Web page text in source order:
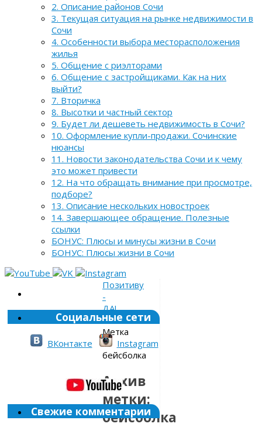
2. Описание районов Сочи
3. Текущая ситуация на рынке недвижимости в
Сочи
4. Особенности выбора месторасположения
жилья
5. Общение с риэлторами
6. Общение с застройщиками. Как на них
выйти?
7. Вторичка
8. Высотки и частный сектор
9. Будет ли дешеветь недвижимость в Сочи?
10. Оформление купли-продажи. Сочинские
нюансы
11. Новости законодательства Сочи и к чему
это может привести
12. На что обращать внимание при просмотре,
подборе?
13. Описание нескольких новостроек
14. Завершающее обращение. Полезные
ссылки
БОНУС: Плюсы и минусы жизни в Сочи
БОНУС: Плюсы жизни в Сочи
Позитиву
-
ДА!
»
Метка
»
бейсболка
Архив
метки:
бейсболка
Социальные сети
ВКонтакте Instagram
Свежие комментарии